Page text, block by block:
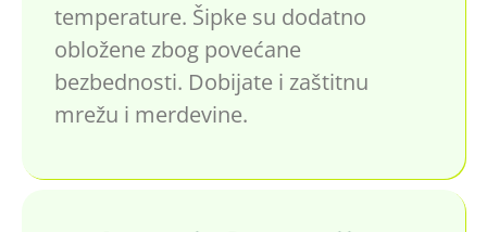
temperature. Šipke su dodatno
obložene zbog povećane
bezbednosti. Dobijate i zaštitnu
mrežu i merdevine.